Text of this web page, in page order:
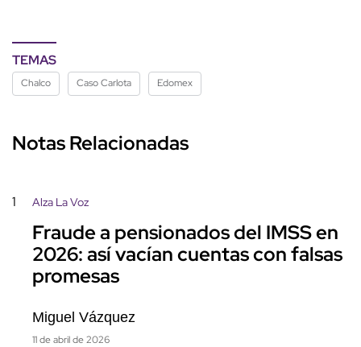
TEMAS
Chalco Caso Carlota Edomex
Notas Relacionadas
1 Alza La Voz
Fraude a pensionados del IMSS en
2026: así vacían cuentas con falsas
promesas
Miguel Vázquez
11 de abril de 2026